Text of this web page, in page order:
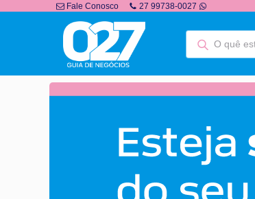
Fale Conosco 27 99738-0027